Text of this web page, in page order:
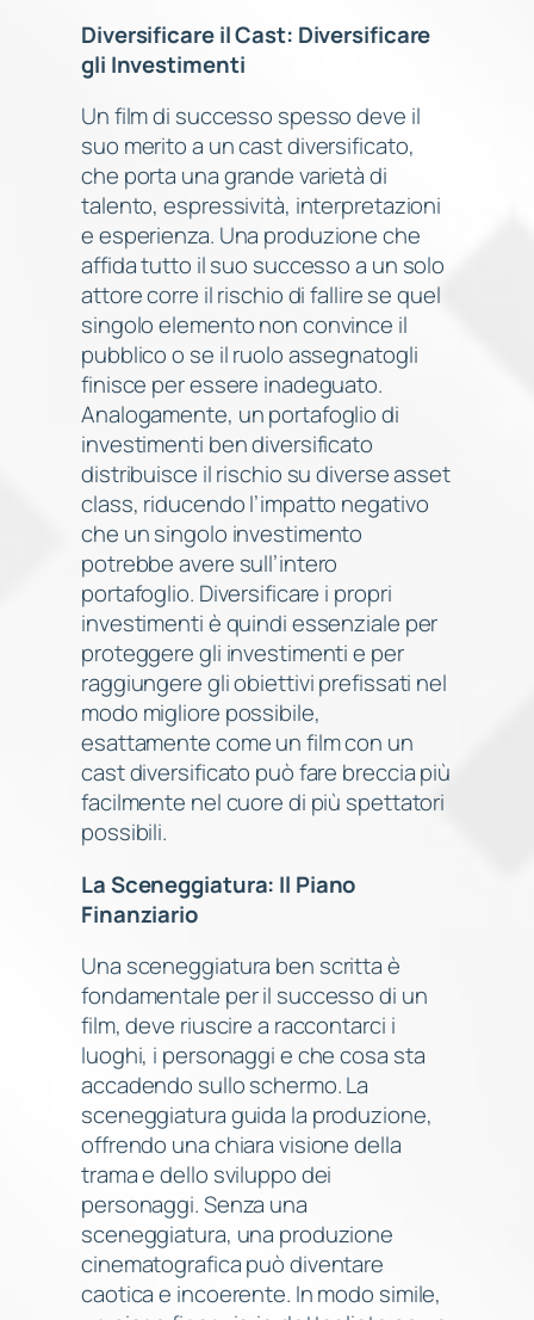
Diversificare il Cast: Diversificare
gli Investimenti
Un film di successo spesso deve il
suo merito a un cast diversificato,
che porta una grande varietà di
talento, espressività, interpretazioni
e esperienza. Una produzione che
affida tutto il suo successo a un solo
attore corre il rischio di fallire se quel
singolo elemento non convince il
pubblico o se il ruolo assegnatogli
finisce per essere inadeguato.
Analogamente, un portafoglio di
investimenti ben diversificato
distribuisce il rischio su diverse asset
class, riducendo l’impatto negativo
che un singolo investimento
potrebbe avere sull’intero
portafoglio. Diversificare i propri
investimenti è quindi essenziale per
proteggere gli investimenti e per
raggiungere gli obiettivi prefissati nel
modo migliore possibile,
esattamente come un film con un
cast diversificato può fare breccia più
facilmente nel cuore di più spettatori
possibili.
La Sceneggiatura: Il Piano
Finanziario
Una sceneggiatura ben scritta è
fondamentale per il successo di un
film, deve riuscire a raccontarci i
luoghi, i personaggi e che cosa sta
accadendo sullo schermo. La
sceneggiatura guida la produzione,
offrendo una chiara visione della
trama e dello sviluppo dei
personaggi. Senza una
sceneggiatura, una produzione
cinematografica può diventare
caotica e incoerente. In modo simile,